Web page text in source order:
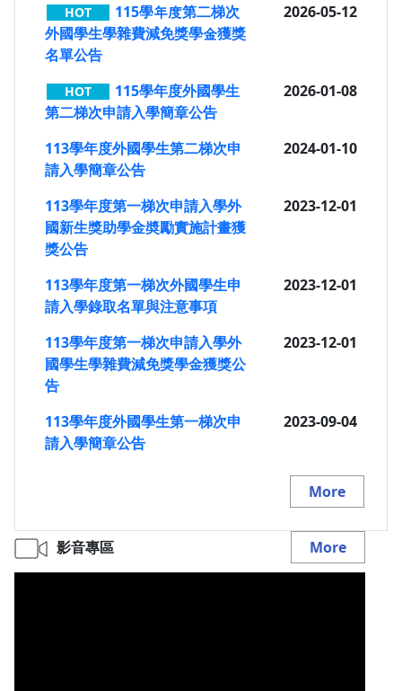
HOT
115學年度第二梯次
外國學生學雜費減免獎學金獲獎
名單公告
2026-05-12
HOT
115學年度外國學生
第二梯次申請入學簡章公告
2026-01-08
113學年度外國學生第二梯次申
請入學簡章公告
2024-01-10
113學年度第一梯次申請入學外
國新生獎助學金奬勵實施計畫獲
獎公告
2023-12-01
113學年度第一梯次外國學生申
請入學錄取名單與注意事項
2023-12-01
113學年度第一梯次申請入學外
國學生學雜費減免獎學金獲獎公
告
2023-12-01
113學年度外國學生第一梯次申
請入學簡章公告
2023-09-04
More
影音專區 More